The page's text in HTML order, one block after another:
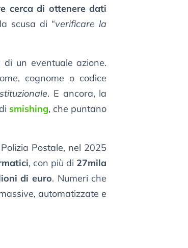
cerca di ottenere dati
scusa di “verificare la
un eventuale azione.
cognome o codice
. E ancora, la
smishing, che puntano
Postale, nel 2025
, con più di 27mila
di euro. Numeri che
automatizzate e